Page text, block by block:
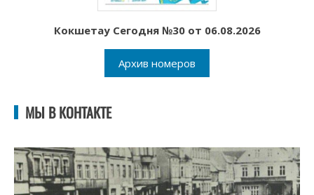
Кокшетау Сегодня №30 от 06.08.2026
Архив номеров
МЫ В КОНТАКТЕ